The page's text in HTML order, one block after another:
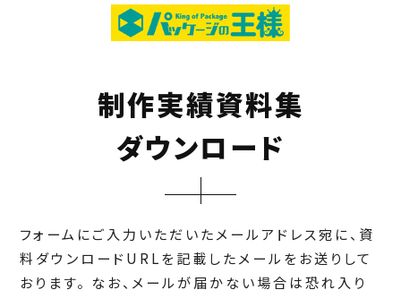
制作実績資料集
ダウンロード
フォームにご入力いただいたメールアドレス宛に、資
料ダウンロードURLを記載したメールをお送りして
おります。 なお、メールが届かない場合は恐れ入り